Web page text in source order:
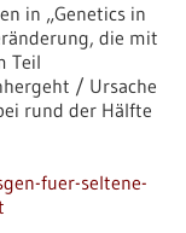
in „Genetics in
die mit
Teil
/ Ursache
rund der Hälfte
fuer-seltene-